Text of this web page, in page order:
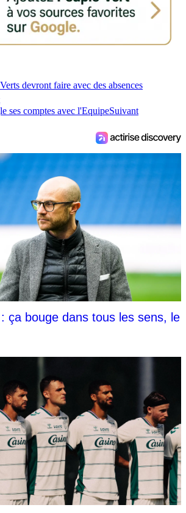
devront faire avec des absences
ses comptes avec l'EquipeSuivant
ça bouge dans tous les sens, le